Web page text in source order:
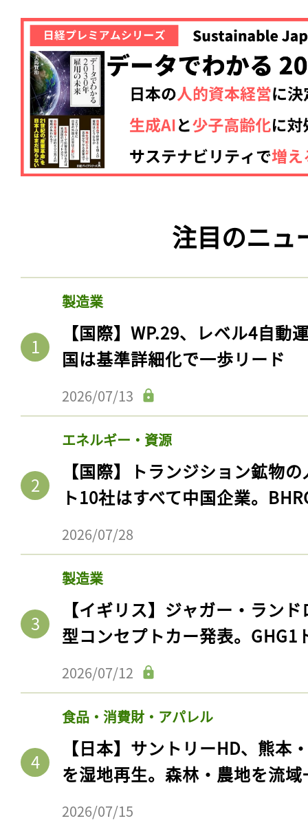
注目のニュ
製造業
【国際】WP.29、レベル4自動
国は基準詳細化で一歩リード
2026/07/13
エネルギー・資源
【国際】トランジション鉱物
ト10社はすべて中国企業。
2026/07/28
製造業
【イギリス】ジャガー・ラン
型コンセプトカー発表。GHG1
2026/07/12
食品・消費財・アパレル
【日本】サントリーHD、熊本
を湿地再生。森林・農地を流
2026/07/15